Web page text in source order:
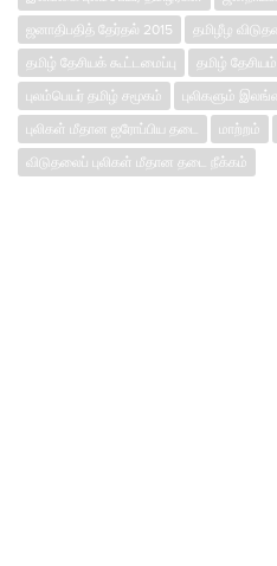
ஜனாதிபதித் தேர்தல் 2015
தமிழீழ
தமிழ் தேசியக் கூட்டமைப்பு
தமிழ் தேசியம்
புலம்பெயர் தமிழ் சமூகம்
புலிகளும்
புலிகள் மீதான ஐரோப்பிய தடை
மாற்றம்
விடுதலைப் புலிகள் மீதான தடை நீக்கம்